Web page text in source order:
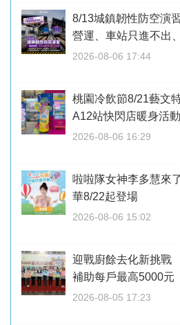
8/13城鎮韌性防空演
營運、車站只進不出
2026-08-06 17:44
桃園冷飲節8/21藝文
A12站快閃店暖身活
2026-08-06 16:29
啦啦隊女神李多慧
華8/22起登場
2026-08-06 15:02
迎戰廚餘去化新挑戰
補助每戶最高5000元
2026-08-05 17:23